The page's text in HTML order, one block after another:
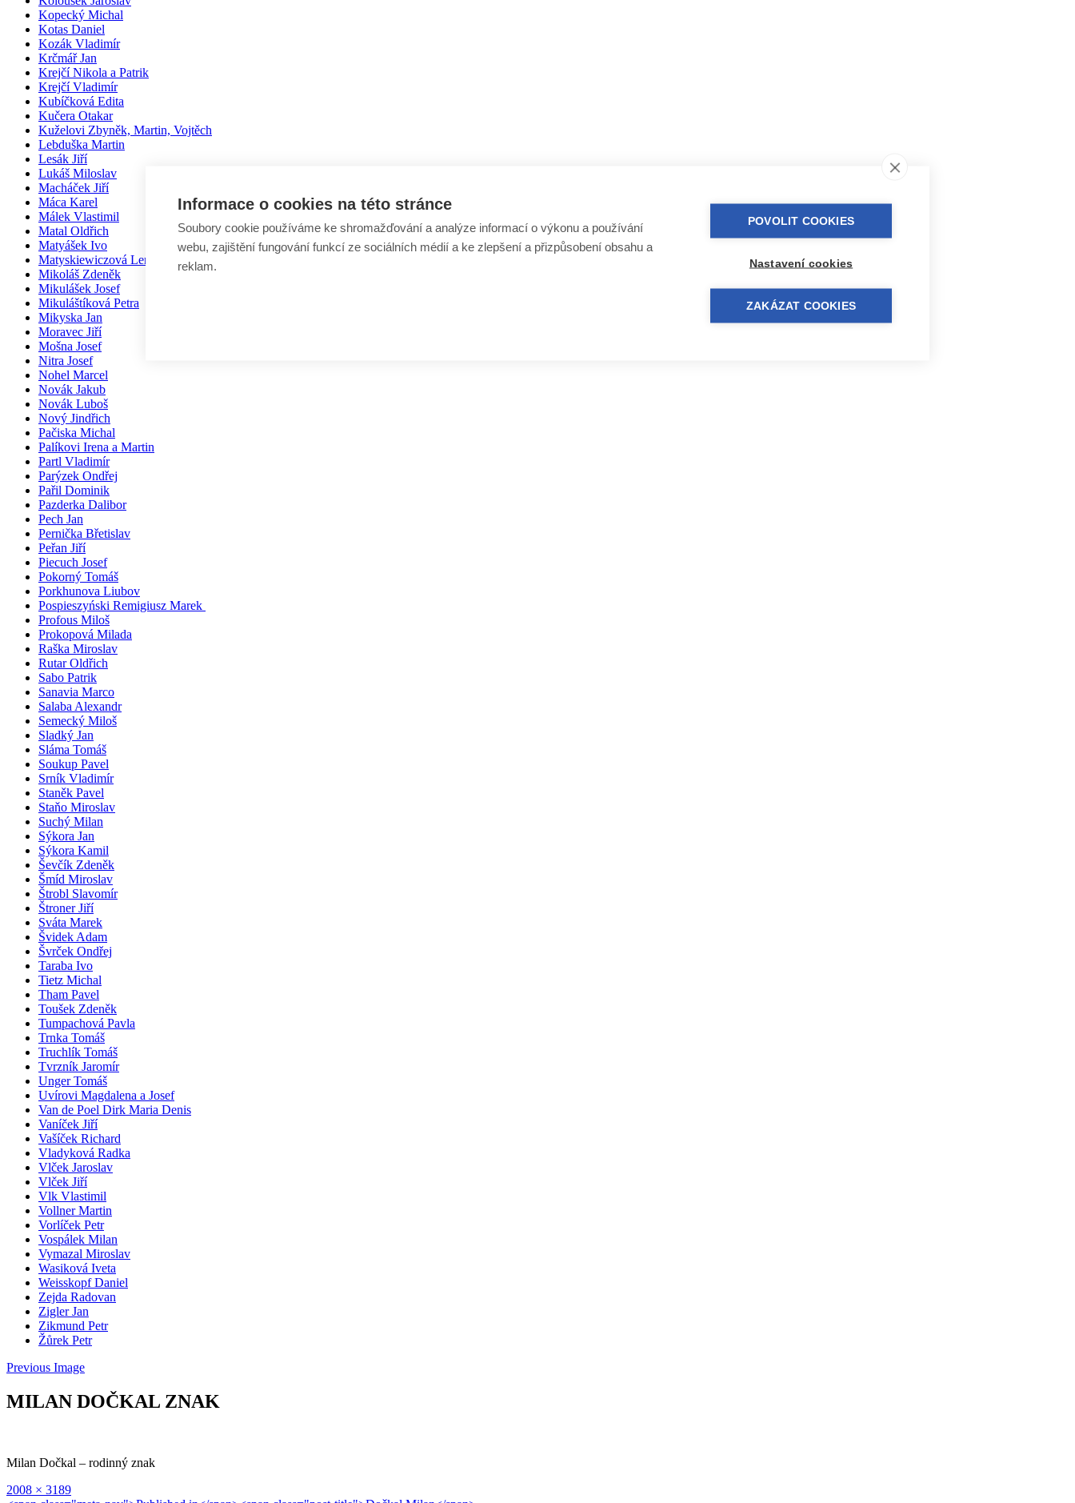
Kopecký Michal
Kotas Daniel
Kozák Vladimír
Krčmář Jan
Krejčí Nikola a Patrik
Krejčí Vladimír
Kubíčková Edita
Kučera Otakar
Kuželovi Zbyněk, Martin, Vojtěch
Lebduška Martin
Lesák Jiří
Lukáš Miloslav
Macháček Jiří
Máca Karel
Málek Vlastimil
Matal Oldřich
Matyášek Ivo
Matyskiewiczová Lenka
Mikoláš Zdeněk
Mikulášek Josef
Mikuláštíková Petra
Mikyska Jan
Moravec Jiří
Mošna Josef
Nitra Josef
Nohel Marcel
Novák Jakub
Novák Luboš
Nový Jindřich
Pačiska Michal
Palíkovi Irena a Martin
Partl Vladimír
Parýzek Ondřej
Pařil Dominik
Pazderka Dalibor
Pech Jan
Pernička Břetislav
Peřan Jiří
Piecuch Josef
Pokorný Tomáš
Porkhunova Liubov
Pospieszyński Remigiusz Marek
Profous Miloš
Prokopová Milada
Raška Miroslav
Rutar Oldřich
Sabo Patrik
Sanavia Marco
Salaba Alexandr
Semecký Miloš
Sladký Jan
Sláma Tomáš
Soukup Pavel
Srník Vladimír
Staněk Pavel
Staňo Miroslav
Suchý Milan
Sýkora Jan
Sýkora Kamil
Ševčík Zdeněk
Šmíd Miroslav
Štrobl Slavomír
Štroner Jiří
Sváta Marek
Švidek Adam
Švrček Ondřej
Taraba Ivo
Tietz Michal
Tham Pavel
Toušek Zdeněk
Tumpachová Pavla
Trnka Tomáš
Truchlík Tomáš
Tvrzník Jaromír
Unger Tomáš
Uvírovi Magdalena a Josef
Van de Poel Dirk Maria Denis
Vaníček Jiří
Vašíček Richard
Vladyková Radka
Vlček Jaroslav
Vlček Jiří
Vlk Vlastimil
Vollner Martin
Vorlíček Petr
Vospálek Milan
Vymazal Miroslav
Wasiková Iveta
Weisskopf Daniel
Zejda Radovan
Zigler Jan
Zikmund Petr
Žůrek Petr
Previous Image
MILAN DOČKAL ZNAK
Milan Dočkal – rodinný znak
Full
2008 × 3189
Informace o cookies na této stránce
Soubory cookie používáme ke shromažďování a analýze informací o výkonu a používání
webu, zajištění fungování funkcí ze sociálních médií a ke zlepšení a přizpůsobení obsahu a
reklam.
POVOLIT COOKIES
Nastavení cookies
ZAKÁZAT COOKIES